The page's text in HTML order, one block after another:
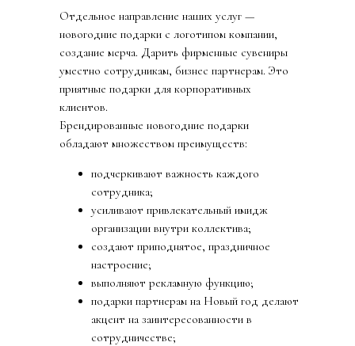
Отдельное направление наших услуг —
новогодние подарки с логотипом компании,
создание мерча. Дарить фирменные сувениры
уместно сотрудникам, бизнес партнерам. Это
приятные подарки для корпоративных
клиентов.
Брендированные новогодние подарки
обладают множеством преимуществ:
подчеркивают важность каждого
сотрудника;
усиливают привлекательный имидж
организации внутри коллектива;
создают приподнятое, праздничное
настроение;
выполняют рекламную функцию;
подарки партнерам на Новый год делают
акцент на заинтересованности в
сотрудничестве;